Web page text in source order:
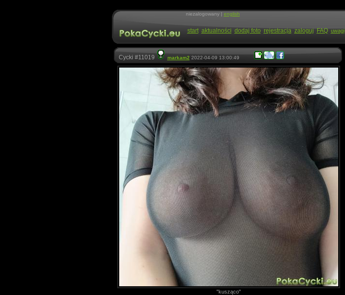
niezalogowany | english
start aktualności dodaj foto rejestracja zaloguj FAQ uwagi
Cycki #11019 markam2 2022-04-09 13:00:49
"kusząco"